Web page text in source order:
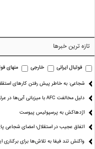
تازه ترین خبرها
فوتبال ایرانی خارجی منهای
شجاعی: به خاطر پیش رفتن کارهای
دلیل مخالفت AFC با میزبانی آبی‌ها در عراق/ تلاش دوباره استقلال
اژدهاکش به پرسپولیس پیوست
اتفاق عجیب در استقلال؛ امضای شجاعی پای صورت‌های
واکنش تند فیفا به تلاش‌ها برای برکناری